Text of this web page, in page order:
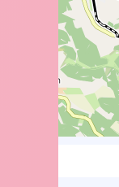
© Eddy & Rita